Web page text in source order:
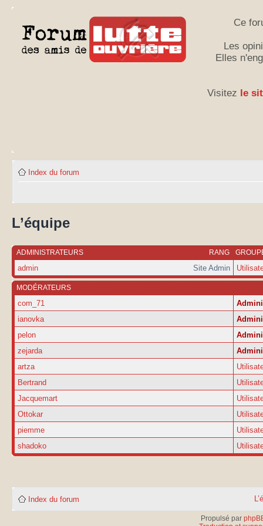
Ce
Les
Elles
Visitez le
Index du forum
L’équipe
RANG
ADMINISTRATEURS
Site Admin
admin
MODÉRATEURS
com_71
ianovka
pelon
zejarda
artza
Bertrand
Jacquemart
Ottokar
piemme
shadoko
Index du forum
Propulsé par